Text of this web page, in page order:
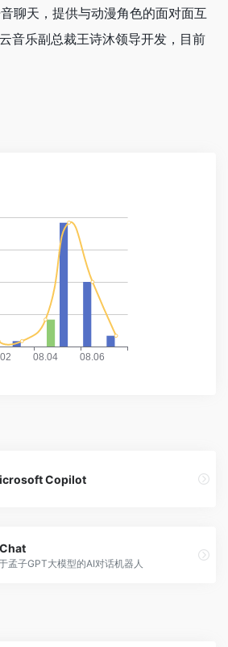
聊天，提供与动漫角色的面对面互
音乐副总裁王诗沐领导开发，目前
Copilot
孟子GPT大模型的AI对话机器人